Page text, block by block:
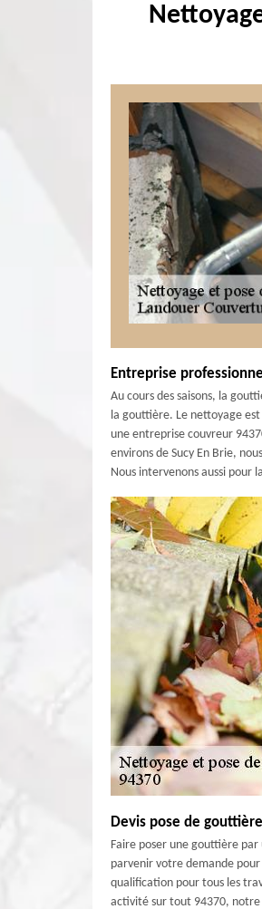
Entreprise
Au cours des saisons, la
la gouttière. Le nettoyage
une entreprise couvreur
environs de Sucy En Brie,
Nous intervenons aussi pour
Devis pose de
Faire poser une gouttière
parvenir votre demande
qualification pour tous les
activité sur tout 94370,